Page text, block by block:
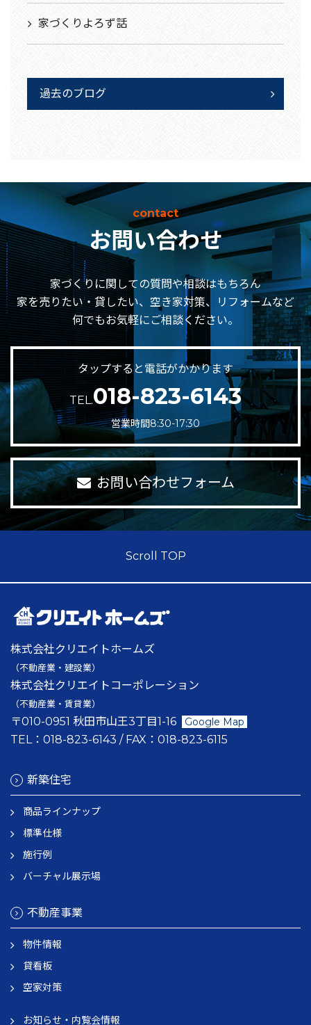
家づくりよろず話
過去のブログ
contact
お問い合わせ
家づくりに関しての質問や相談はもちろん
家を売りたい・貸したい、空き家対策、リフォームなど
何でもお気軽にご相談ください。
タップすると電話がかかります
TEL.018-823-6143
営業時間8:30-17:30
お問い合わせフォーム
Scroll TOP
株式会社クリエイトホームズ
（不動産業・建設業）
株式会社クリエイトコーポレーション
（不動産業・賃貸業）
〒010-0951 秋田市山王3丁目1-16 Google Map
TEL： 018-823-6143 / FAX： 018-823-6115
新築住宅
商品ラインナップ
標準仕様
施行例
バーチャル展示場
不動産事業
物件情報
貸看板
空家対策
お知らせ・内覧会情報